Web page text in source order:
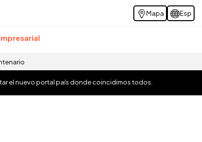
Mapa Esp
el nuevo portal país donde coincidimos todos.